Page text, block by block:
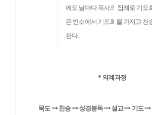
에도 날마다 목사의 집례로 기도
은 빈소에서 기도회를 가지고 찬
한다.
＊의례과정
묵도 찬송 성경봉독 설교 기도